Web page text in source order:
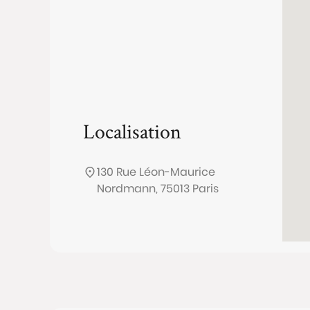
Localisation
130 Rue Léon-Maurice
Nordmann, 75013 Paris